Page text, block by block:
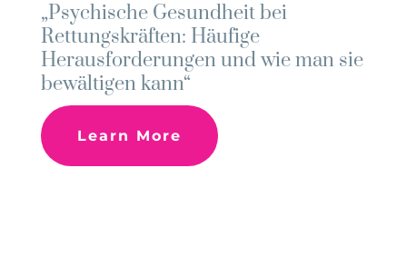
„Psychische Gesundheit bei
Rettungskräften: Häufige
Herausforderungen und wie man sie
bewältigen kann“
Learn More